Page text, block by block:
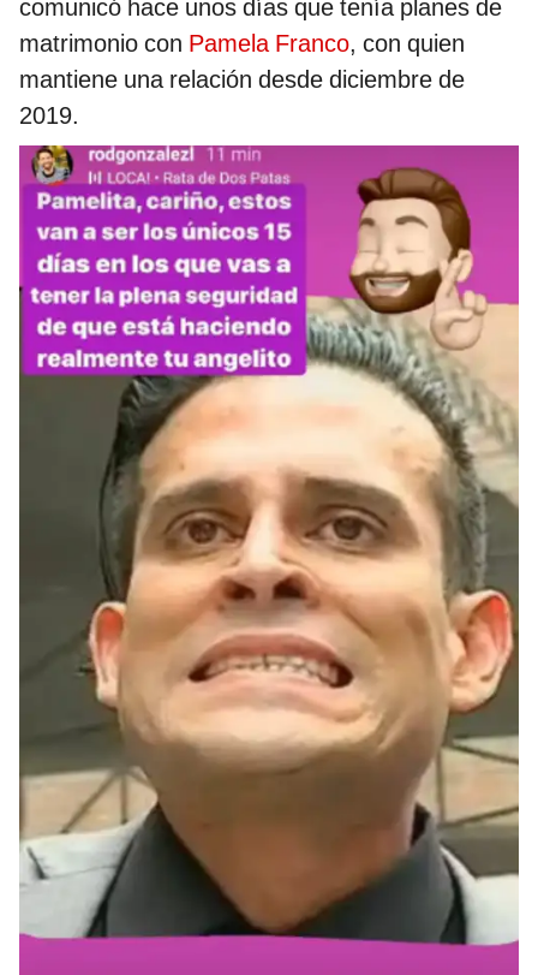
comunicó hace unos días que tenía planes de
matrimonio con Pamela Franco, con quien
mantiene una relación desde diciembre de
2019.